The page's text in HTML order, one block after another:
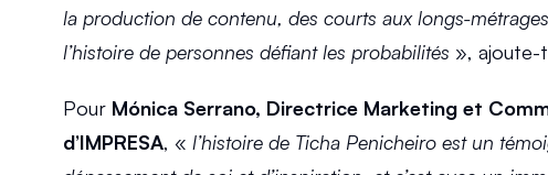
la production de contenu, des courts aux longs-
l’histoire de personnes défiant les probabilités », ajoute-
Pour Mónica Serrano, Directrice Marketing et
d’IMPRESA, « l’histoire de Ticha Penicheiro est un